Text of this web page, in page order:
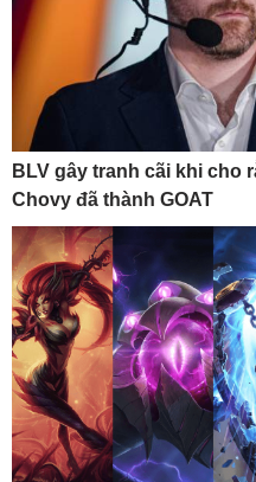
BLV gây tranh cãi khi cho
Chovy đã thành GOAT